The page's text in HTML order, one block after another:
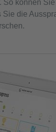
So können
Sie die